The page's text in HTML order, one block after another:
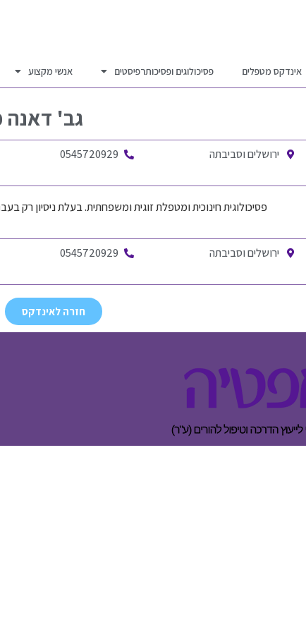
אינדקס מטפלים פסיכולוגים ופסיכותרפיסטים אנשי מקצוע
גב' דאנה
ירושלים וסביבתה 0545720929
פסיכולוגית חינוכית ומטפלת זוגית ומשפחתית. בעלת ניסיון רק
ירושלים וסביבתה 0545720929
חזרה לאינדקס